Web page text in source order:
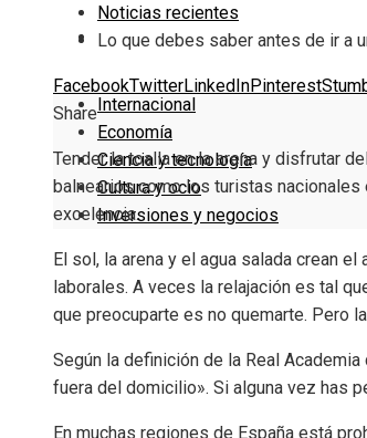
Inversiones y negocios
Internacional
Economía
Ciencia y tecnología
Cultura y ocio
Inversiones y negocios
Noticias recientes
Lo que debes saber antes de ir a
FacebookTwitterLinkedInPinterest
Share
Tender la toalla en la arena y disfrutar
balnearios como los turistas
excelencia.
El sol, la arena y el agua salada crean
laborales. A veces la relajación es tal
que preocuparte es no quemarte. Pero
Según la definición de la Real
fuera del domicilio». Si alguna vez has
En muchas regiones de España está